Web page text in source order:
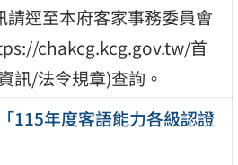
請逕至本府客家事務委員會
chakcg.kcg.gov.tw/首
訊/法令規章)查詢。
115年度客語能力各級認證